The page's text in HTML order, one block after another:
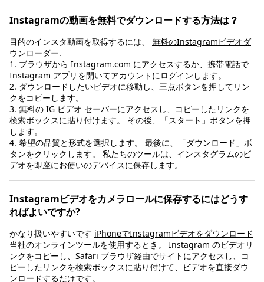
Instagramの動画を無料でダウンロードする方法は？
目的のインスタ動画を取得するには、 無料のInstagramビデオダ
ウンローダー.
1. ブラウザから Instagram.com にアクセスするか、携帯電話で
Instagram アプリを開いてアカウントにログインします。
2. ダウンロードしたいビデオに移動し、三点ボタンを押してリン
クをコピーします。
3. 無料の IG ビデオ セーバーにアクセスし、コピーしたリンクを
検索ボックスに貼り付けます。 その後、「スタート」ボタンを押
します。
4. 希望の品質と形式を選択します。 最後に、「ダウンロード」ボ
タンをクリックします。 私たちのツールは、インスタグラムのビ
デオを即座にお使いのデバイスに保存します。
Instagramビデオをカメラロールに保存するにはどうす
ればよいですか?
かなり扱いやすいです iPhoneでInstagramビデオをダウンロード
当社のオンラインツールを使用するとき。 Instagram のビデオリ
ンクをコピーし、Safari ブラウザ経由でサイトにアクセスし、コ
ピーしたリンクを検索ボックスに貼り付けて、ビデオを直接ダウ
ンロードするだけです。